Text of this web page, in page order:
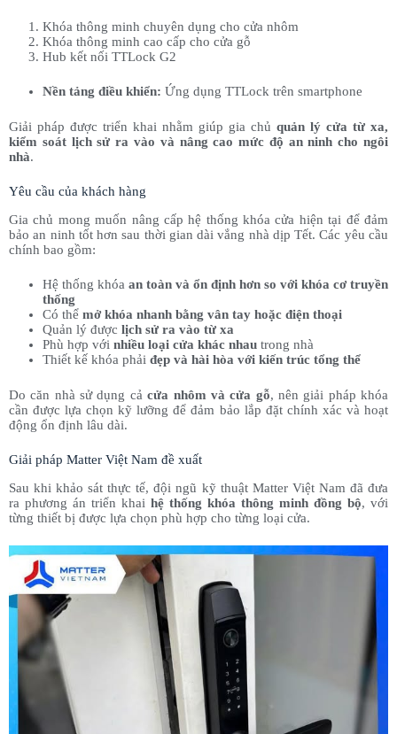
Khóa thông minh chuyên dụng cho cửa nhôm
Khóa thông minh cao cấp cho cửa gỗ
Hub kết nối TTLock G2
Nền tảng điều khiển: Ứng dụng TTLock trên smartphone
Giải pháp được triển khai nhằm giúp gia chủ quản lý cửa từ xa,
kiểm soát lịch sử ra vào và nâng cao mức độ an ninh cho ngôi
nhà.
Yêu cầu của khách hàng
Gia chủ mong muốn nâng cấp hệ thống khóa cửa hiện tại để đảm
bảo an ninh tốt hơn sau thời gian dài vắng nhà dịp Tết. Các yêu cầu
chính bao gồm:
Hệ thống khóa an toàn và ổn định hơn so với khóa cơ truyền
thống
Có thể mở khóa nhanh bằng vân tay hoặc điện thoại
Quản lý được lịch sử ra vào từ xa
Phù hợp với nhiều loại cửa khác nhautrong nhà
Thiết kế khóa phải đẹp và hài hòa với kiến trúc tổng thể
Do căn nhà sử dụng cảcửa nhôm và cửa gỗ, nên giải pháp khóa
cần được lựa chọn kỹ lưỡng để đảm bảo lắp đặt chính xác và hoạt
động ổn định lâu dài.
Giải pháp Matter Việt Nam đề xuất
Sau khi khảo sát thực tế, đội ngũ kỹ thuật Matter Việt Nam đã đưa
ra phương án triển khai hệ thống khóa thông minh đồng bộ, với
từng thiết bị được lựa chọn phù hợp cho từng loại cửa.